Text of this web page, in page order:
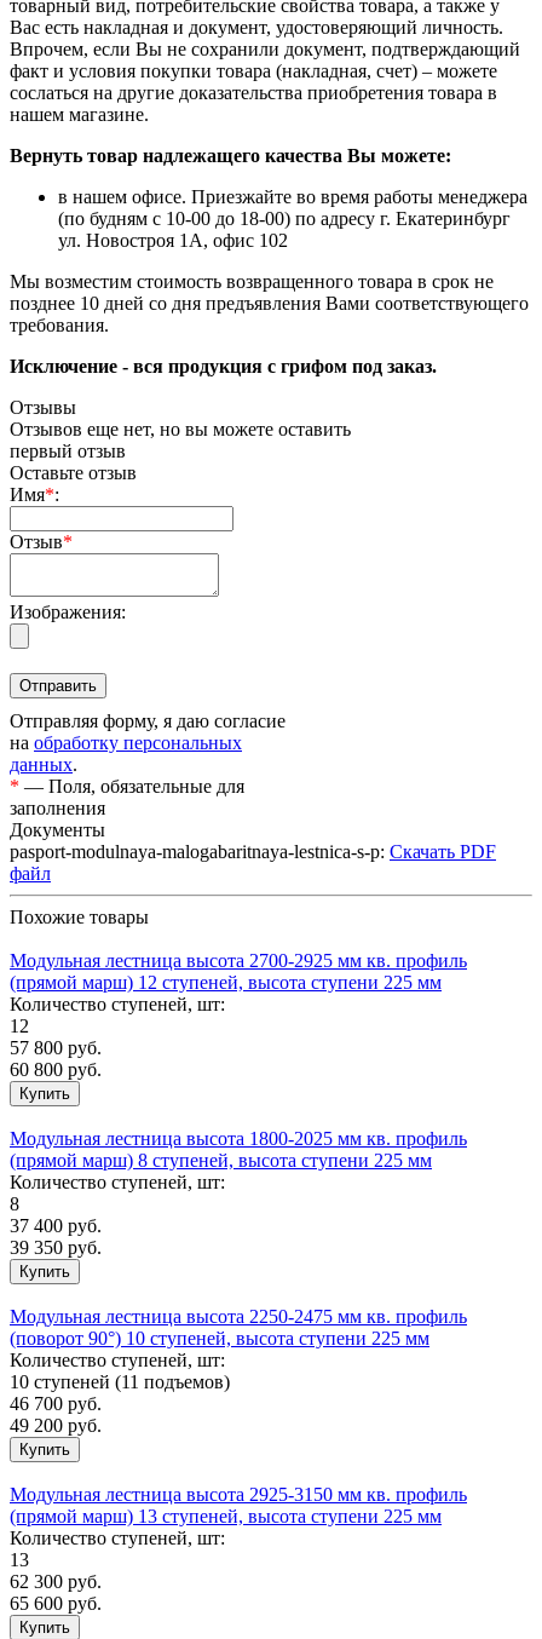
товарный вид, потребительские свойства товара, а также у
Вас есть накладная и документ, удостоверяющий личность.
Впрочем, если Вы не сохранили документ, подтверждающий
факт и условия покупки товара (накладная, счет) – можете
сослаться на другие доказательства приобретения товара в
нашем магазине.
Вернуть товар надлежащего качества Вы можете:
в нашем офисе. Приезжайте во время работы менеджера
(по будням с 10-00 до 18-00) по адресу г. Екатеринбург
ул. Новостроя 1А, офис 102
Мы возместим стоимость возвращенного товара в срок не
позднее 10 дней со дня предъявления Вами соответствующего
требования.
Исключение - вся продукция с грифом под заказ.
Отзывы
Отзывов еще нет, но вы можете оставить
первый отзыв
Оставьте отзыв
Имя*:
Отзыв*
Изображения:
Отправляя форму, я даю согласие
на обработку персональных
данных.
* — Поля, обязательные для
заполнения
Документы
pasport-modulnaya-malogabaritnaya-lestnica-s-p: Скачать PDF
файл
Похожие товары
Модульная лестница высота 2700-2925 мм кв. профиль
(прямой марш) 12 ступеней, высота ступени 225 мм
Количество ступеней, шт:
12
57 800 руб.
60 800 руб.
Модульная лестница высота 1800-2025 мм кв. профиль
(прямой марш) 8 ступеней, высота ступени 225 мм
Количество ступеней, шт:
8
37 400 руб.
39 350 руб.
Модульная лестница высота 2250-2475 мм кв. профиль
(поворот 90°) 10 ступеней, высота ступени 225 мм
Количество ступеней, шт:
10 ступеней (11 подъемов)
46 700 руб.
49 200 руб.
Модульная лестница высота 2925-3150 мм кв. профиль
(прямой марш) 13 ступеней, высота ступени 225 мм
Количество ступеней, шт:
13
62 300 руб.
65 600 руб.